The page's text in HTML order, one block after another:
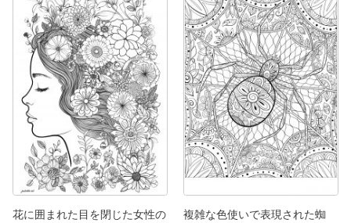
花に囲まれた目を閉じた女性の
複雑な色使いで表現された蜘